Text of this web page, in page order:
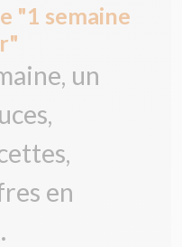
"1 semaine
un
en